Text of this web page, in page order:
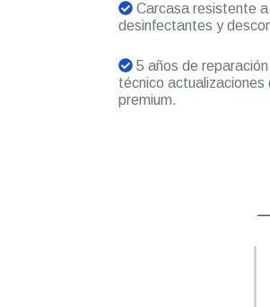
Carcasa resistente
desinfectantes y
5 años de
técnico
premium.